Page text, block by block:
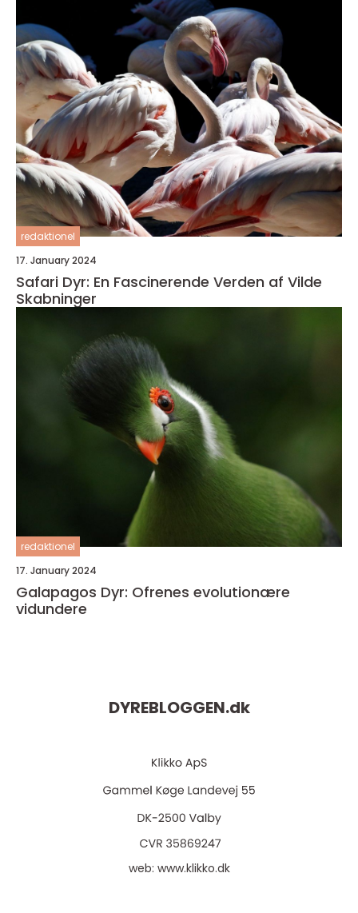
redaktionel
17. January 2024
Safari Dyr: En Fascinerende Verden af Vilde
Skabninger
redaktionel
17. January 2024
Galapagos Dyr: Ofrenes evolutionære
vidundere
DYREBLOGGEN.dk
web: www.klikko.dk